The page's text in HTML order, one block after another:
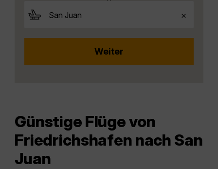
Günstige Flüge von
Friedrichshafen nach San
Juan